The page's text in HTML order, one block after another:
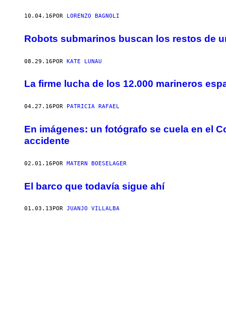
10.04.16 POR LORENZO BAGNOLI
Robots submarinos buscan los restos de
08.29.16POR KATE LUNAU
La firme lucha de los 12.000 marineros
04.27.16 POR PATRICIA RAFAEL
En imágenes: un fotógrafo se cuela en el
accidente
02.01.16POR MATERN BOESELAGER
El barco que todavía sigue ahí
01.03.13 POR JUANJO VILLALBA